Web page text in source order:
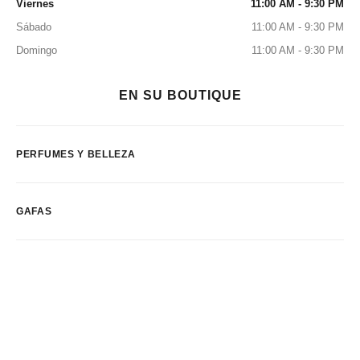
Viernes
11:00 AM - 9:30 PM
Sábado
11:00 AM - 9:30 PM
Domingo
11:00 AM - 9:30 PM
EN SU BOUTIQUE
PERFUMES Y BELLEZA
GAFAS